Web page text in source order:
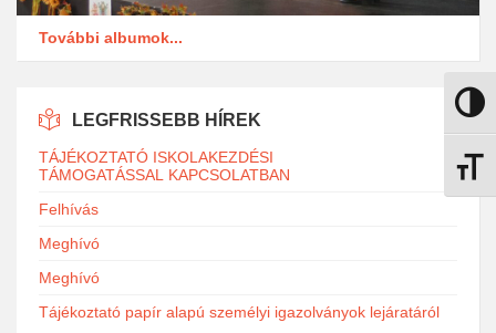
Nagy
További albumok...
LEGFRISSEBB HÍREK
TÁJÉKOZTATÓ ISKOLAKEZDÉSI
TÁMOGATÁSSAL KAPCSOLATBAN
Felhívás
Meghívó
Meghívó
Tájékoztató papír alapú személyi igazolványok lejáratáról